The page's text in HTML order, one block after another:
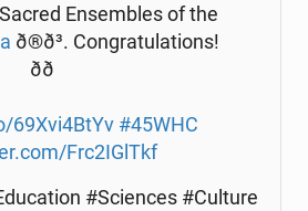
En­sem­bles of the
ð®ð³. Con­gra­tu­la­tions!
ðð
69Xvi4BtYv #45WHC
Frc2IGlTkf
#Scien­ces #Culture